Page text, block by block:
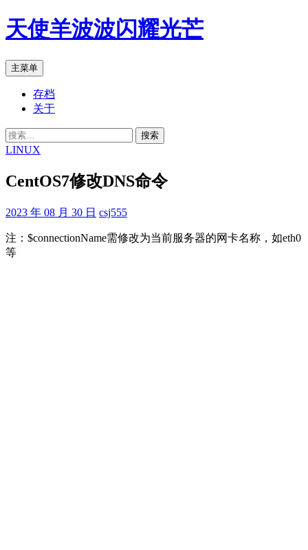
跳
至
文
天使羊波波闪耀光芒
搜
索
主菜单
存档
关于
搜
索：
LINUX
CentOS7修改DNS命令
2023 年 08 月 30 日 csj555
注：$connectionName需修改为当前服务器的网卡名称，如eth0
等